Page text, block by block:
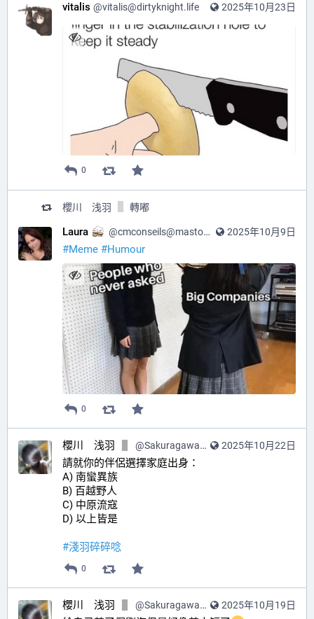
2025年10月23日
vitalis @vitalis@dirtyknight.life
0
櫻川 浅羽 轉嘟
2025年10月9日
Laura @cmconseils@mastodon.social
#Meme #Humour
0
2025年10月22日
櫻川 浅羽 @SakuragawaAsaba@hub.sakuragawa.moe
請就你的伴侶選擇家庭出身：
A) 南蠻異族
B) 百越野人
C) 中原流寇
D) 以上皆是
#淺羽碎碎唸
0
2025年10月19日
櫻川 浅羽 @SakuragawaAsaba@hub.sakuragawa.moe